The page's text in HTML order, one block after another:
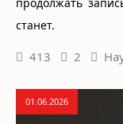
продолжать
станет.
413 2
01.06.2026